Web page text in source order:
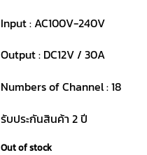
Input : AC100V-240V
Output : DC12V / 30A
Numbers of Channel : 18
รับประกันสินค้า 2 ปี
Out of stock